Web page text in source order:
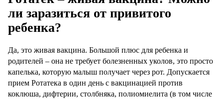
ли заразиться от привитого
ребенка?
Да, это живая вакцина. Большой плюс для ребенка и
родителей – она не требует болезненных уколов, это просто
капелька, которую малыш получает через рот. Допускается
прием Ротатека в один день с вакцинацией против
коклюша, дифтерии, столбняка, полиомиелита (в том числе